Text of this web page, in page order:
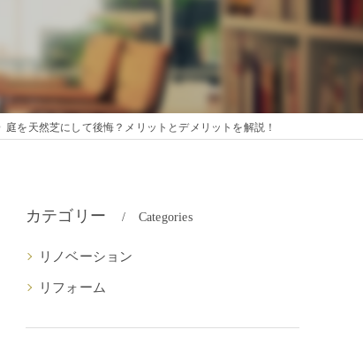
庭を天然芝にして後悔？メリットとデメリットを解説！
カテゴリー Categories
リノベーション
リフォーム